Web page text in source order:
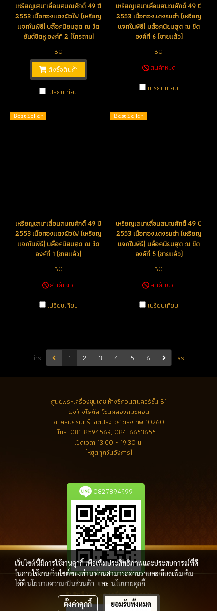
เหรียญเสมาเลื่อนสมณศักดิ์ 49 ปี
2553 เนื้อทองแดงผิวไฟ (เหรียญ
แจกในพิธี) บล็อคนิยมสุด ณ ขีด
ยันต์ชิดหู องค์ที่ 2 (โทรถาม)
฿0
สั่งซื้อสินค้า
เปรียบเทียบ
เหรียญเสมาเลื่อนสมณศักดิ์ 49 ปี
2553 เนื้อทองแดงรมดำ (เหรียญ
แจกในพิธี) บล็อคนิยมสุด ณ ขีด
องค์ที่ 6 (ขายแล้ว)
฿0
สินค้าหมด
เปรียบเทียบ
Best Seller
เหรียญเสมาเลื่อนสมณศักดิ์ 49 ปี
2553 เนื้อทองแดงผิวไฟ (เหรียญ
แจกในพิธี) บล็อคนิยมสุด ณ ขีด
องค์ที่ 1 (ขายแล้ว)
฿0
สินค้าหมด
เปรียบเทียบ
Best Seller
เหรียญเสมาเลื่อนสมณศักดิ์ 49 ปี
2553 เนื้อทองแดงรมดำ (เหรียญ
แจกในพิธี) บล็อคนิยมสุด ณ ขีด
องค์ที่ 5 (ขายแล้ว)
฿0
สินค้าหมด
เปรียบเทียบ
First 1 2 3 4 5 6 Last
ศูนย์พระเครื่องขุนเดช ห้างซีคอนสแควร์ชั้น B1
ฝั่งห้างโลตัส โซนคลองถมซีคอน
ถ. ศรีนครินทร์ เขตประเวศ กรุงเทพ 10260
โทร. 081-8594569, 084-6653655
เปิดเวลา 13.00 - 19.30 น.
(หยุดทุกวันอังคาร)
0827894999
ลิขสิทธิ์ โดย พระเครื่องล้ำค่า.com
เว็บไซต์นี้มีการใช้งานคุกกี้ เพื่อเพิ่มประสิทธิภาพและประสบการณ์ที่ดี
ในการใช้งานเว็บไซต์ของท่าน ท่านสามารถอ่านรายละเอียดเพิ่มเติม
ได้ที่นโยบายความเป็นส่วนตัว และ นโยบายคุกกี้
ตั้งค่าคุกกี้ ยอมรับทั้งหมด